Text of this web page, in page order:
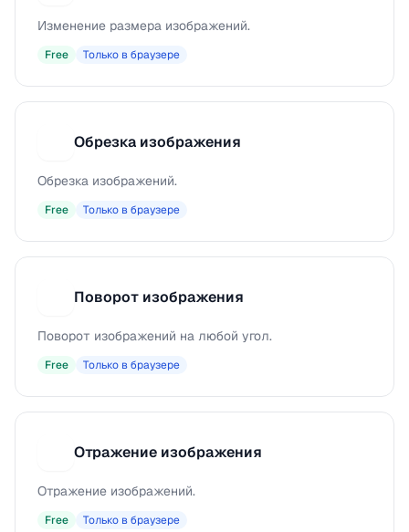
Изменение размера изображений.
Free Только в браузере
Обрезка изображения
Обрезка изображений.
Free Только в браузере
Поворот изображения
Поворот изображений на любой угол.
Free Только в браузере
Отражение изображения
Отражение изображений.
Free Только в браузере